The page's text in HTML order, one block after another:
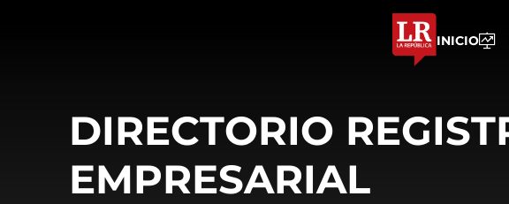
INICIO
DIRECTORIO
EMPRESARIAL